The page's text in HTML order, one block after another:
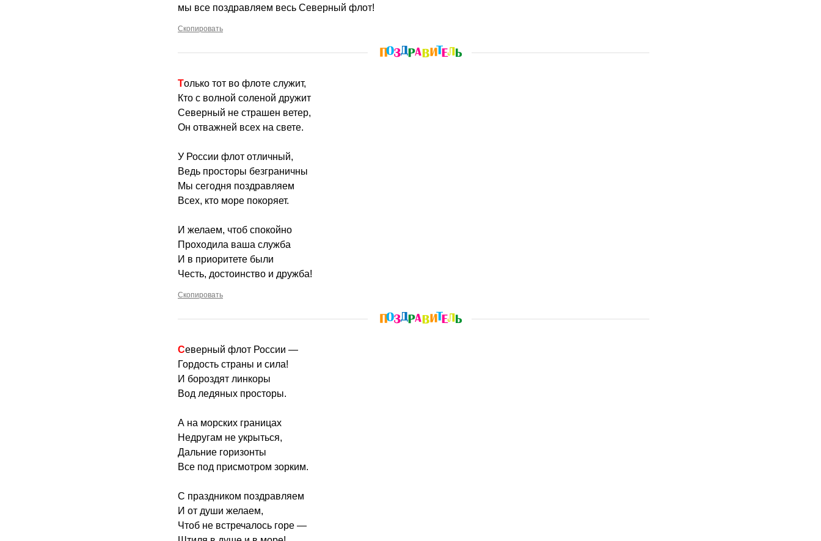
мы все поздравляем весь Северный флот!
Скопировать
Только тот во флоте служит,
Кто с волной соленой дружит
Северный не страшен ветер,
Он отважней всех на свете.
У России флот отличный,
Ведь просторы безграничны
Мы сегодня поздравляем
Всех, кто море покоряет.
И желаем, чтоб спокойно
Проходила ваша служба
И в приоритете были
Честь, достоинство и дружба!
Скопировать
Северный флот России —
Гордость страны и сила!
И бороздят линкоры
Вод ледяных просторы.
А на морских границах
Недругам не укрыться,
Дальние горизонты
Все под присмотром зорким.
С праздником поздравляем
И от души желаем,
Чтоб не встречалось горе —